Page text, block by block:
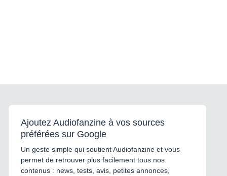
Ajoutez Audiofanzine à vos sources
préférées sur Google
Un geste simple qui soutient Audiofanzine et vous
permet de retrouver plus facilement tous nos
contenus : news, tests, avis, petites annonces,